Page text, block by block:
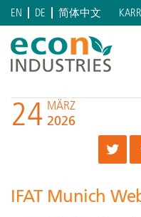
EN DE 简体中文
24 MÄRZ
2026
IFAT Munich